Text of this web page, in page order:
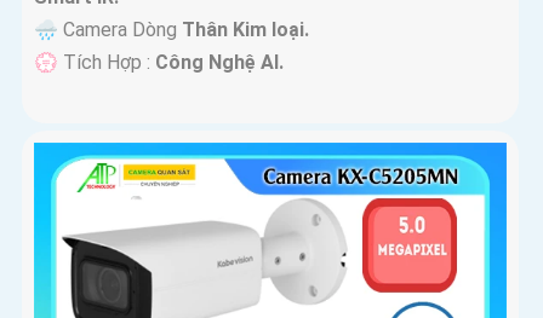
🌧️ Camera Dòng Thân Kim loại.
️💮 Tích Hợp : Công Nghệ AI.